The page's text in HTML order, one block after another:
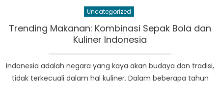
Lokal
Uncategorized
Trending Makanan: Kombinasi Sepak Bola dan
Kuliner Indonesia
Indonesia adalah negara yang kaya akan budaya dan tradisi,
tidak terkecuali dalam hal kuliner. Dalam beberapa tahun